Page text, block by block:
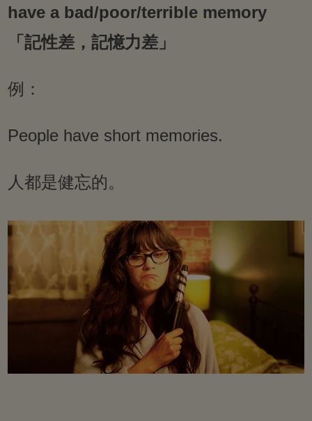
have a bad/poor/terrible memory
「記性差，記憶力差」
例：
People have short memories.
人都是健忘的。